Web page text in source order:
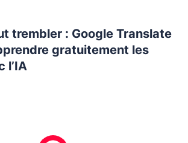
trembler : Google Translate
gratuitement les
l’IA